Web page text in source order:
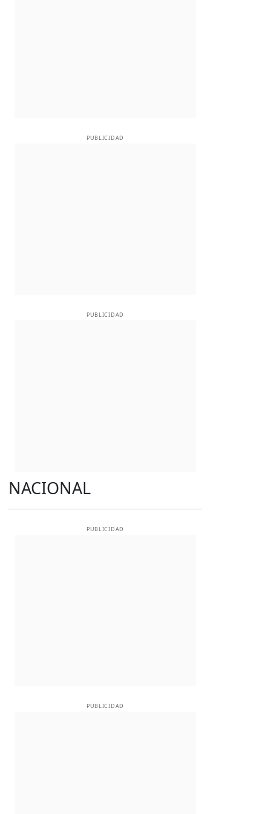
PUBLICIDAD
PUBLICIDAD
NACIONAL
PUBLICIDAD
PUBLICIDAD